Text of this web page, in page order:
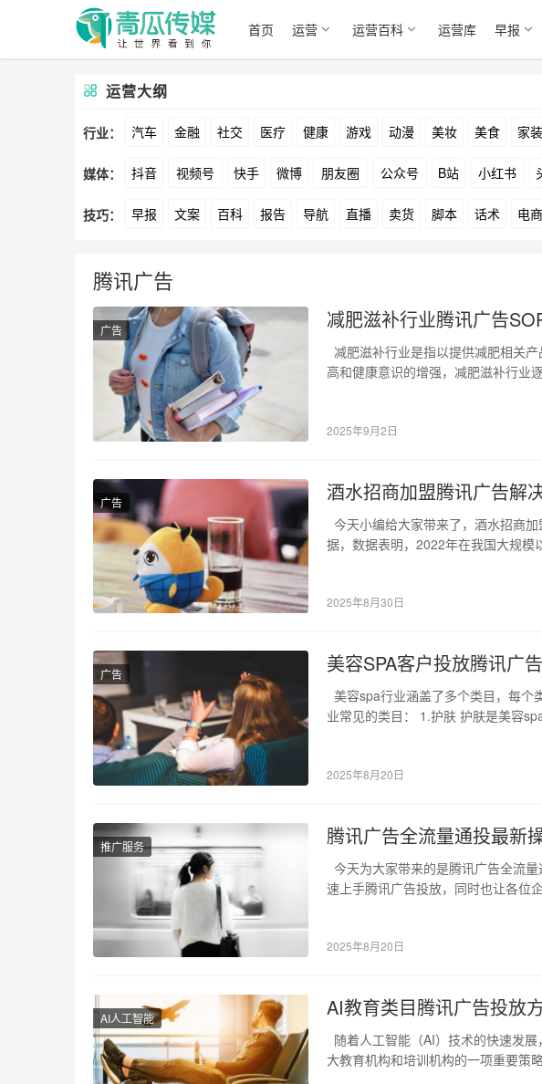
首页 运营 运营百科 运营库 早报
运营大纲
行业： 汽车 金融 社交 医疗 健康 游戏 动漫 美妆 美食 家装
文娱 跨境 科技 广告 元宇宙 房地产
媒体： 抖音 视频号 快手 微博 朋友圈 公众号 B站 小红书
爱奇艺 美柚 美图 最右 神马 谷歌 Facebook Tiktok
技巧： 早报 文案 百科 报告 导航 直播 卖货 脚本 话术 电商
腾讯广告
广告 减肥滋补行业腾讯广告
减肥滋补行业是指以提供减肥相关
高和健康意识的增强，减肥滋补行业
2025年9月2日
广告 酒水招商加盟腾讯广告解
今天小编给大家带来了，酒水招商
据，数据表明，2022年在我国大规模
2025年8月30日
广告 美容SPA客户投放腾讯广告
美容spa行业涵盖了多个类目，每个
业常见的类目： 1.护肤 护肤是美容
2025年8月20日
推广服务 腾讯广告全流量通投最新
今天为大家带来的是腾讯广告全流
速上手腾讯广告投放，同时也让各位
2025年8月20日
AI人工智能 AI教育类目腾讯广告投放
随着人工智能（AI）技术的快速发
大教育机构和培训机构的一项重要策